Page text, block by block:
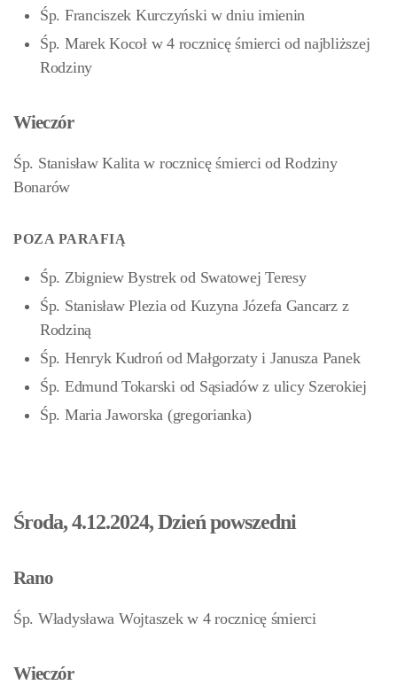
Śp. Franciszek Kurczyński w dniu imienin
Śp. Marek Kocoł w 4 rocznicę śmierci od najbliższej
Rodziny
Wieczór
Śp. Stanisław Kalita w rocznicę śmierci od Rodziny
Bonarów
POZA PARAFIĄ
Śp. Zbigniew Bystrek od Swatowej Teresy
Śp. Stanisław Plezia od Kuzyna Józefa Gancarz z
Rodziną
Śp. Henryk Kudroń od Małgorzaty i Janusza Panek
Śp. Edmund Tokarski od Sąsiadów z ulicy Szerokiej
Śp. Maria Jaworska (gregorianka)
Środa, 4.12.2024, Dzień powszedni
Rano
Śp. Władysława Wojtaszek w 4 rocznicę śmierci
Wieczór